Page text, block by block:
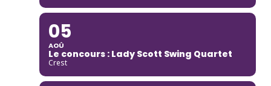
05
AOÛ
Le concours : Lady Scott Swing Quartet
Crest